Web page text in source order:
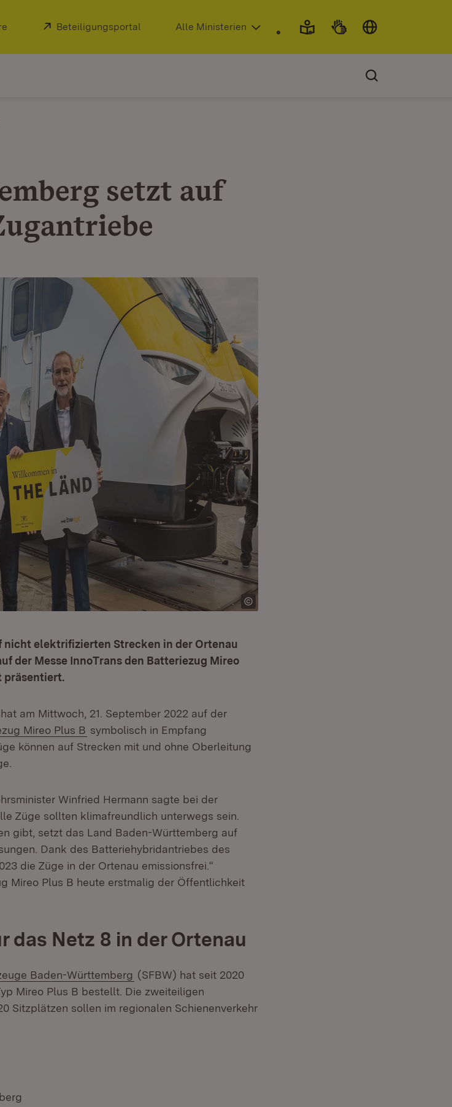
(Öffnet in neuem Fenster)
Extern:
Beteiligungsportal (Öffnet in neuem Fenster)
Alle Ministerien
setzt auf
nicht elektrifizierten Strecken in der Ortenau
der Messe InnoTrans den Batteriezug Mireo
präsentiert.
am Mittwoch, 21. September 2022 auf der
Fenster)
Mireo Plus B (Öffnet in neuem Fenster)
symbolisch in Empfang
können auf Strecken mit und ohne Oberleitung
Winfried Hermann sagte bei der
Züge sollten klimafreundlich unterwegs sein.
gibt, setzt das Land Baden-Württemberg auf
Dank des Batteriehybridantriebes des
die Züge in der Ortenau emissionsfrei.“
Mireo Plus B heute erstmalig der Öffentlichkeit
das Netz 8 in der Ortenau
Baden-Württemberg (Öffnet in neuem Fenster)
(SFBW) hat seit 2020
Mireo Plus B bestellt. Die zweiteiligen
Sitzplätzen sollen im regionalen Schienenverkehr